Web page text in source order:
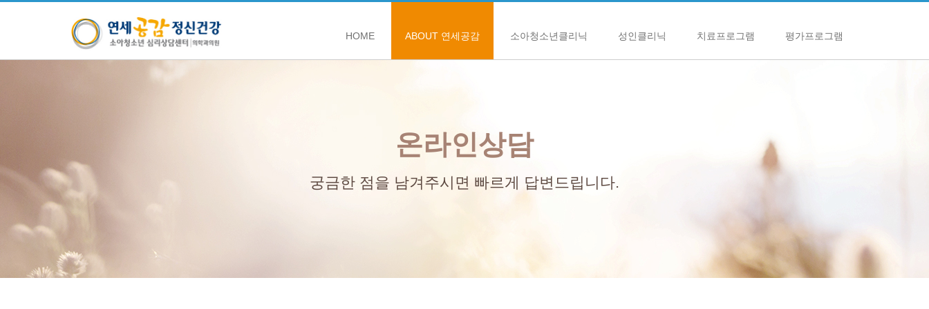
HOME ABOUT 연세공감 소아청소년클리닉 성인클리닉 치료프로그램 평가프로그램
온라인상담
궁금한 점을 남겨주시면 빠르게 답변드립니다.